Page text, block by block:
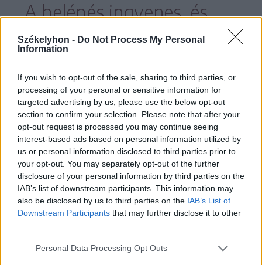
Székelyhon - Do Not Process My Personal
Information
If you wish to opt-out of the sale, sharing to third parties, or
processing of your personal or sensitive information for
targeted advertising by us, please use the below opt-out
section to confirm your selection. Please note that after your
opt-out request is processed you may continue seeing
interest-based ads based on personal information utilized by
us or personal information disclosed to third parties prior to
your opt-out. You may separately opt-out of the further
disclosure of your personal information by third parties on the
IAB’s list of downstream participants. This information may
also be disclosed by us to third parties on the IAB’s List of
Downstream Participants that may further disclose it to other
Personal Data Processing Opt Outs
A belépés ingyenes, és
korcsolyabérlésre is lesz
lehetőség, utóbbi 5 lejbe
kerül alkalmanként, a
pályán töltött időtől
függetlenül.